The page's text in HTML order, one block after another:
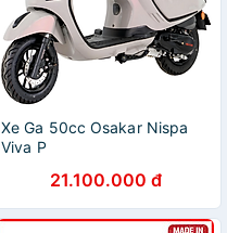
Xe Ga 50cc Osakar Nispa
Viva P
21.100.000 đ